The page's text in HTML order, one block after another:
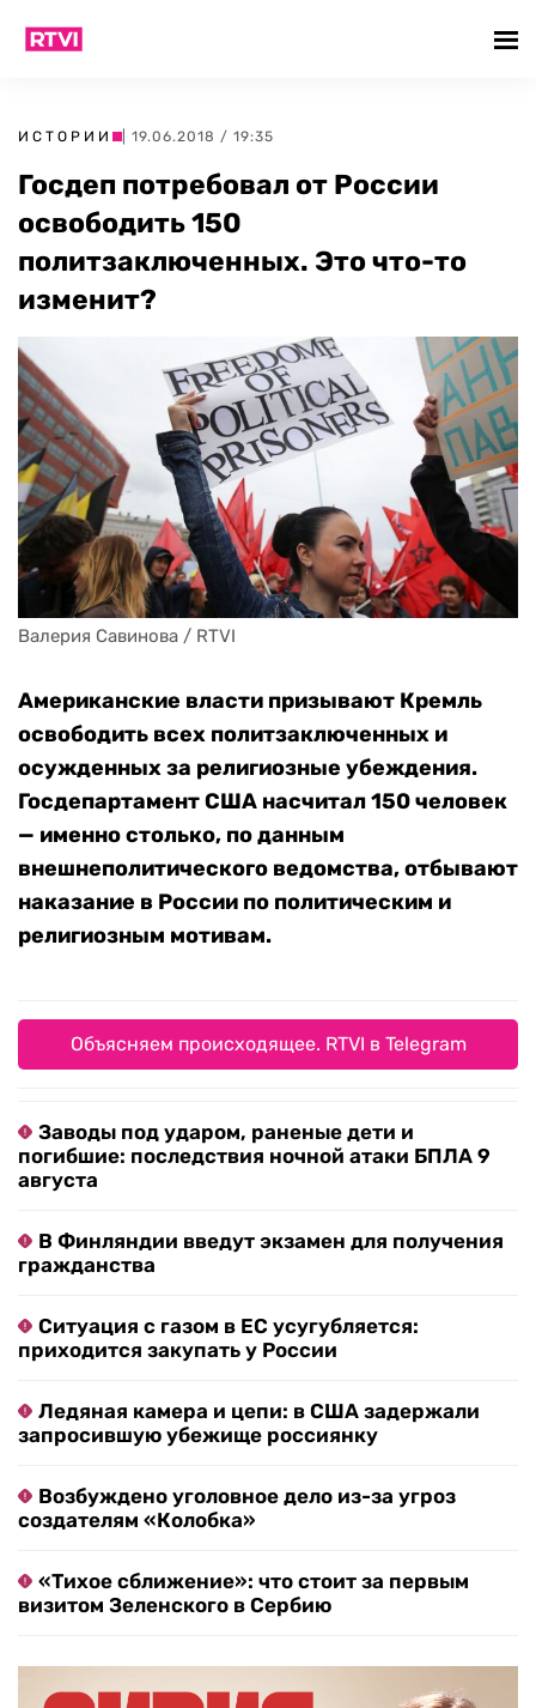
ИСТОРИИ | 19.06.2018 / 19:35
Госдеп потребовал от России
освободить 150
политзаключенных. Это что-то
изменит?
Валерия Савинова / RTVI
Американские власти призывают Кремль
освободить всех политзаключенных и
осужденных за религиозные убеждения.
Госдепартамент США насчитал 150 человек
— именно столько, по данным
внешнеполитического ведомства, отбывают
наказание в России по политическим и
религиозным мотивам.
Объясняем происходящее. RTVI в Telegram
Заводы под ударом, раненые дети и
погибшие: последствия ночной атаки БПЛА 9
августа
В Финляндии введут экзамен для получения
гражданства
Ситуация с газом в ЕС усугубляется:
приходится закупать у России
Ледяная камера и цепи: в США задержали
запросившую убежище россиянку
Возбуждено уголовное дело из-за угроз
создателям «Колобка»
«Тихое сближение»: что стоит за первым
визитом Зеленского в Сербию